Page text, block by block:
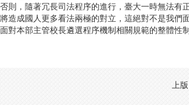
則，隨著冗長司法程序的進行，臺大一時無法有
造成國人更多看法兩極的對立，這絕對不是我們
對本部主管校長遴選程序機制相關規範的整體性
上